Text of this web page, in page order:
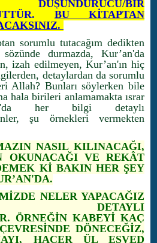
DÜŞÜNDÜRÜCÜ/BİR
BU KİTAPTAN
sorumlu tutacağım dedikten
durmazda, Kur’an'da
izah edilmeyen, Kur’an'ın hiç
detaylardan da sorumlu
Allah? Bunları söylerken bile
hala birileri anlamamakta ısrar
her bilgi detaylı
şu örnekleri vermekten
NASIL KILINACAĞI,
OKUNACAĞI VE REKÂT
Kİ BAKIN HER ŞEY
NELER YAPACAĞIZ
DETAYLI
ÖRNEĞİN KABEYİ KAÇ
DÖNECEĞİZ,
HACER ÜL ESVED